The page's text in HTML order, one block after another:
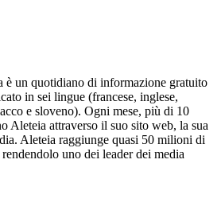
è un quotidiano di informazione gratuito
in sei lingue (francese, inglese,
e sloveno). Ogni mese, più di 10
Aleteia attraverso il suo sito web, la sua
Aleteia raggiunge quasi 50 milioni di
uno dei leader dei media